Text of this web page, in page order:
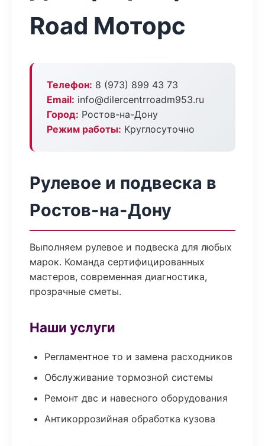
Road Моторс
Телефон: 8 (973) 899 43 73
Email: info@dilercentrroadm953.ru
Город: Ростов-на-Дону
Режим работы: Круглосуточно
Рулевое и подвеска в
Ростов-на-Дону
Выполняем рулевое и подвеска для любых
марок. Команда сертифицированных
мастеров, современная диагностика,
прозрачные сметы.
Наши услуги
Регламентное то и замена расходников
Обслуживание тормозной системы
Ремонт двс и навесного оборудования
Антикоррозийная обработка кузова